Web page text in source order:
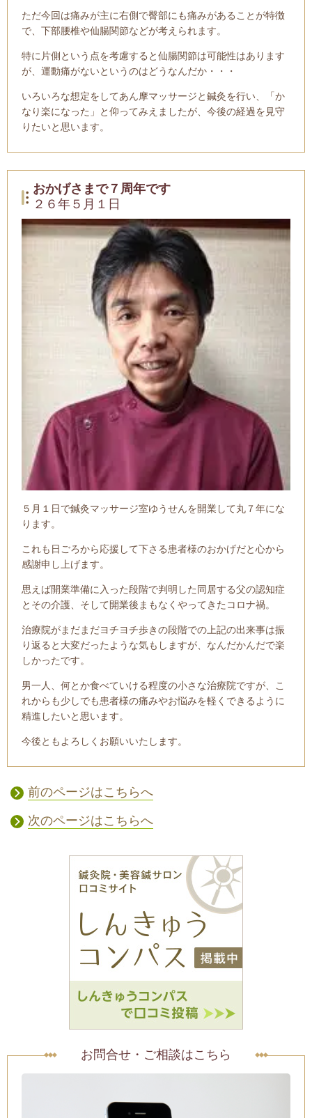
ただ今回は痛みが主に右側で臀部にも痛みがあることが特徴
で、下部腰椎や仙腸関節などが考えられます。
特に片側という点を考慮すると仙腸関節は可能性はあります
が、運動痛がないというのはどうなんだか・・・
いろいろな想定をしてあん摩マッサージと鍼灸を行い、「か
なり楽になった」と仰ってみえましたが、今後の経過を見守
りたいと思います。
おかげさまで７周年です
２６年５月１日
５月１日で鍼灸マッサージ室ゆうせんを開業して丸７年にな
ります。
これも日ごろから応援して下さる患者様のおかげだと心から
感謝申し上げます。
思えば開業準備に入った段階で判明した同居する父の認知症
とその介護、そして開業後まもなくやってきたコロナ禍。
治療院がまだまだヨチヨチ歩きの段階での上記の出来事は振
り返ると大変だったような気もしますが、なんだかんだで楽
しかったです。
男一人、何とか食べていける程度の小さな治療院ですが、こ
れからも少しでも患者様の痛みやお悩みを軽くできるように
精進したいと思います。
今後ともよろしくお願いいたします。
前のページはこちらへ
次のページはこちらへ
お問合せ・ご相談はこちら